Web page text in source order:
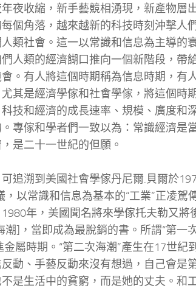
夜收縮，新手藝競相湧現，新產物層
個角落，越來越新的科技時刻沖擊人
類社會。這一以常識和信息為主導的
人類的經濟餬口推向一個新階段，帶
。有人將這個時期稱為信息時期，有
其是經濟學傢和社會學傢，將這個時
技和經濟的成長速率、規模、廣度和
專傢和學者們一致以為：常識經濟是
是二十一世紀的但願。
溯到美國社會學傢丹尼爾.貝爾於
以常識和信息為基本的“工業”正凌駕
年，美國聞名將來學傢托夫勒又將
]，當即成為最脫銷的書。所謂“第一
屬時期。“第二次海潮”產生在17世紀
動、手藝反動來沒有想過，自己會是
是生活中的貧窮，而是她的丈夫。和